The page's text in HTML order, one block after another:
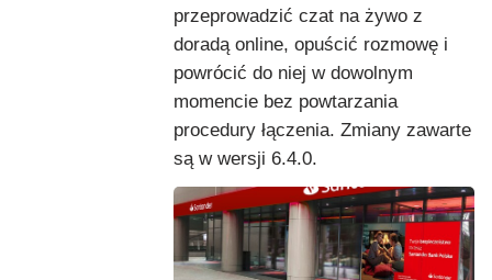
przeprowadzić czat na żywo z
doradą online, opuścić rozmowę i
powrócić do niej w dowolnym
momencie bez powtarzania
procedury łączenia. Zmiany zawarte
są w wersji 6.4.0.